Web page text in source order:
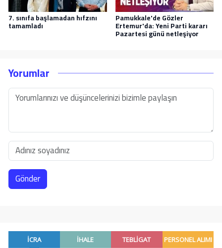
7. sınıfa başlamadan hıfzını
tamamladı
Pamukkale'de Gözler
Ertemur'da: Yeni Parti kararı
Pazartesi günü netleşiyor
Yorumlar
Gönder